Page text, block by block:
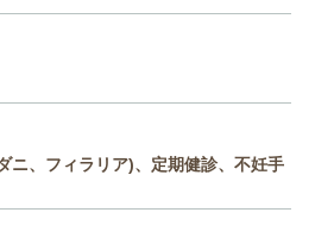
ニ、フィラリア)、定期健診、不妊手